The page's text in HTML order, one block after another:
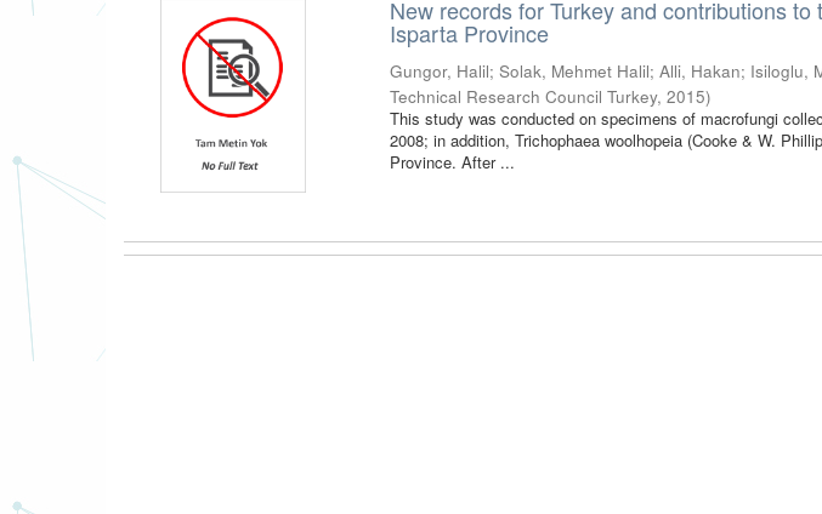
New records for Turkey and contributions
Isparta Province
Gungor, Halil;Solak, Mehmet Halil;Alli, Hakan; Isiloglu,
Technical Research Council Turkey,2015)
This study was conducted on specimens of macrofungi
2008; in addition, Trichophaea woolhopeia (Cooke & W.
Province. After ...